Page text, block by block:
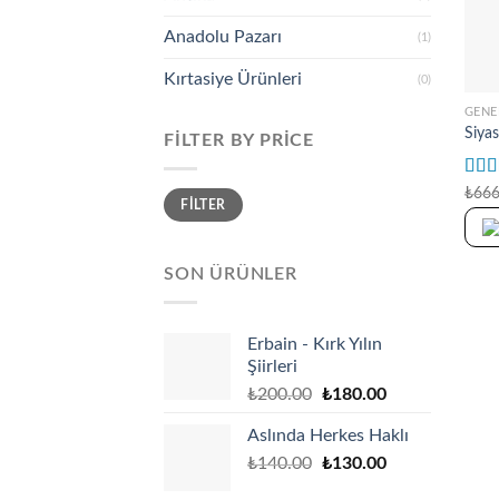
Anadolu Pazarı (1)
Kırtasiye Ürünleri (0)
FILTER BY PRICE
Min
price
Max
priceFILTER
SON ÜRÜNLER
Erbain - Kırk Yılın
Şiirleri
₺200.00 Original
was:
₺200.00.
₺180.00Current
is:
₺180.00.
Aslında Herkes Haklı
₺140.00 Original
₺130.00Current
GENEL
out
₺